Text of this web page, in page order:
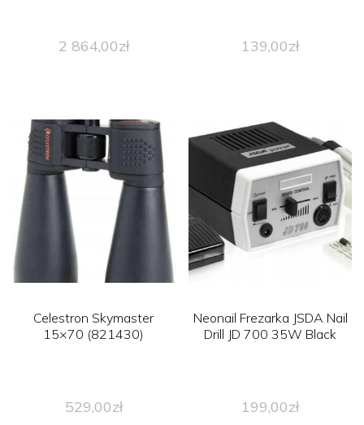
2 864,00zł 139,00zł
Celestron Skymaster
15×70 (821430)
529,00zł
Neonail Frezarka JSDA Nail
Drill JD 700 35W Black
199,00zł